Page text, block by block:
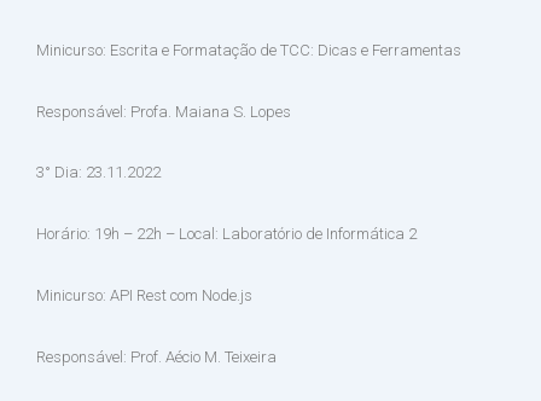
Minicurso: Escrita e Formatação de TCC: Dicas e Ferramentas
Responsável: Profa. Maiana S. Lopes
3° Dia: 23.11.2022
Horário: 19h – 22h – Local: Laboratório de Informática 2
Minicurso: API Rest com Node.js
Responsável: Prof. Aécio M. Teixeira